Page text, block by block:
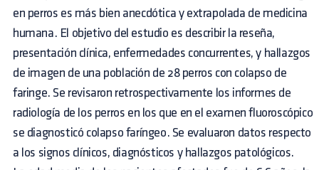
en perros es más bien anecdótica y extrapolada de medicina
humana. El objetivo del estudio es describir la reseña,
presentación clínica, enfermedades concurrentes, y hallazgos
de imagen de una población de 28 perros con colapso de
faringe. Se revisaron retrospectivamente los informes de
radiología de los perros en los que en el examen fluoroscópico
se diagnosticó colapso faríngeo. Se evaluaron datos respecto
a los signos clínicos, diagnósticos y hallazgos patológicos.